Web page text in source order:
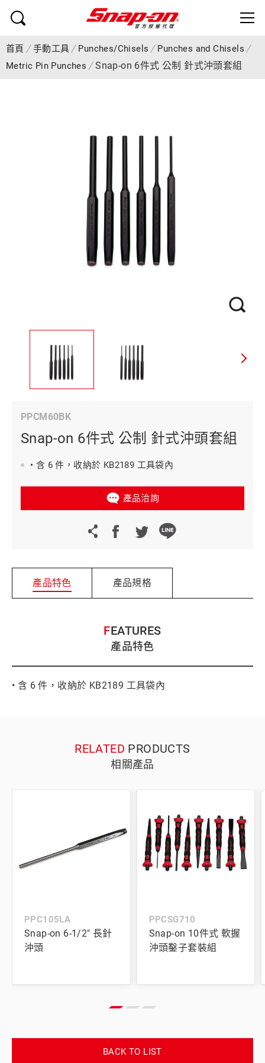
首頁 手動工具 Punches/Chisels
Punches and Chisels
Metric Pin Punches
Snap-on 6件式 公制 針式沖頭套組
PPCM60BK
Snap-on 6件式 公制 針式沖頭套組
• 含 6 件，收納於 KB2189 工具袋內
產品洽詢
產品特色 產品規格
FEATURES
產品特色
• 含 6 件，收納於 KB2189 工具袋內
RELATED PRODUCTS
相關產品
PPC105LA
Snap-on 6-1/2" 長針
沖頭
PPCSG710
Snap-on 10件式 軟握
沖頭鑿子套裝組
BACK TO LIST